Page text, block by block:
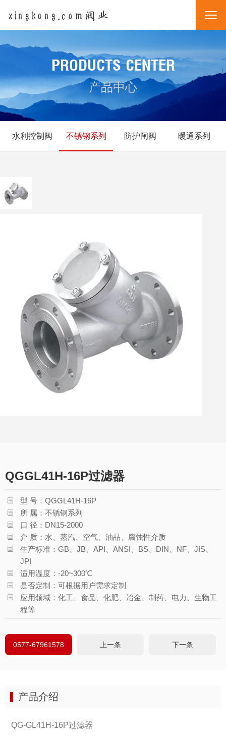
xingkong.com阀业
PRODUCTS CENTER
产品中心
水利控制阀 不锈钢系列 防护闸阀 暖通系列
QGGL41H-16P过滤器
型 号：QGGL41H-16P
所 属：不锈钢系列
口 径：DN15-2000
介 质：水、蒸汽、空气、油品、腐蚀性介质
生产标准：GB、JB、API、ANSI、BS、DIN、NF、JIS、
JPI
适用温度：-20~300℃
是否定制：可根据用户需求定制
应用领域：化工、食品、化肥、冶金、制药、电力、生物工
程等
0577-67961578 上一条 下一条
产品介绍
QG-GL41H-16P过滤器